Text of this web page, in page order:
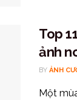
Top
ảnh
BY ẢNH
Một